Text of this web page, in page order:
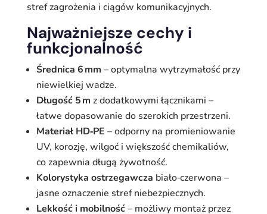
stref zagrożenia i ciągów komunikacyjnych.
Najważniejsze cechy i
funkcjonalność
Średnica 6 mm – optymalna wytrzymałość przy
niewielkiej wadze.
Długość 5 m z dodatkowymi łącznikami –
łatwe dopasowanie do szerokich przestrzeni.
Materiał HD‑PE – odporny na promieniowanie
UV, korozję, wilgoć i większość chemikaliów,
co zapewnia długą żywotność.
Kolorystyka ostrzegawcza biało‑czerwona –
jasne oznaczenie stref niebezpiecznych.
Lekkość i mobilność– możliwy montaż przez